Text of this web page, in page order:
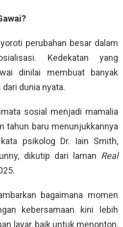
perubahan besar dalam
Kedekatan yang
dinilai membuat banyak
dunia nyata.
sosial menjadi mamalia
tahun baru menunjukkannya
psikolog Dr. Iain Smith,
dikutip dari laman Real
bagaimana momen
kebersamaan kini lebih
layar, baik untuk menonton,